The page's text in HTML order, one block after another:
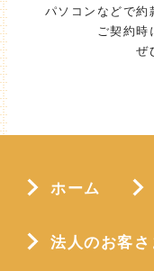
パソコンなどで約
ご契約時
ぜ
ホーム
法人のお客さ